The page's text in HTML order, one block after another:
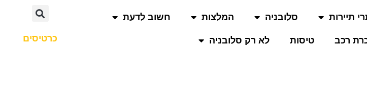
תיירות סלובניה המלצות חשוב לדעת
רכב טיסות לא רק סלובניה כרטיסים